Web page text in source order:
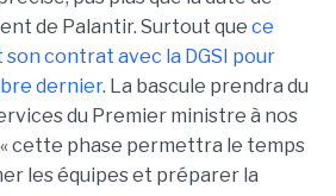
de Palantir. Surtout que ce
contrat avec la DGSI pour
dernier. La bascule prendra du
du Premier ministre à nos
cette phase permettra le temps
les équipes et préparer la